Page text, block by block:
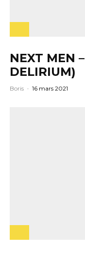
NEXT MEN
DELIRIUM)
Boris · 16 mars 2021